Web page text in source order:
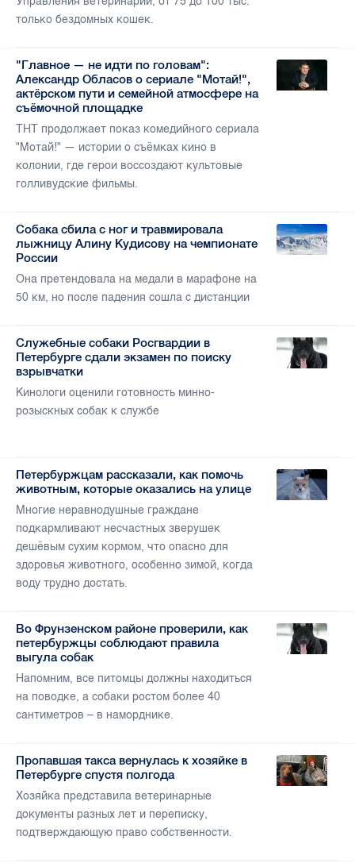
только бездомных кошек.
"Главное — не идти по головам":
Александр Обласов о сериале "Мотай!",
актёрском пути и семейной атмосфере на
съёмочной площадке
ТНТ продолжает показ комедийного сериала
"Мотай!" — истории о съёмках кино в
колонии, где герои воссоздают культовые
голливудские фильмы.
Собака сбила с ног и травмировала
лыжницу Алину Кудисову на чемпионате
России
Она претендовала на медали в марафоне на
50 км, но после падения сошла с дистанции
Служебные собаки Росгвардии в
Петербурге сдали экзамен по поиску
взрывчатки
Кинологи оценили готовность минно-
розыскных собак к службе
Петербуржцам рассказали, как помочь
животным, которые оказались на улице
Многие неравнодушные граждане
подкармливают несчастных зверушек
дешёвым сухим кормом, что опасно для
здоровья животного, особенно зимой, когда
воду трудно достать.
Во Фрунзенском районе проверили, как
петербуржцы соблюдают правила
выгула собак
Напомним, все питомцы должны находиться
на поводке, а собаки ростом более 40
сантиметров – в наморднике.
Пропавшая такса вернулась к хозяйке в
Петербурге спустя полгода
Хозяйка представила ветеринарные
документы разных лет и переписку,
подтверждающую право собственности.